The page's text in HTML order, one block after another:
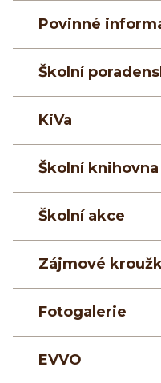
Povinné
Školní
KiVa
Školní knihovna
Školní akce
Zájmové
Fotogalerie
EVVO